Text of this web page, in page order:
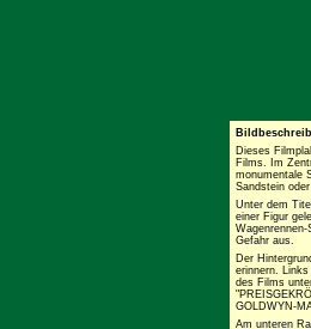
Dieses
Films. Im
monumentale
Sandstein
Unter dem
einer Figur
Gefahr aus.
Der
erinnern.
des Films
GOLDWYN-
Am unteren